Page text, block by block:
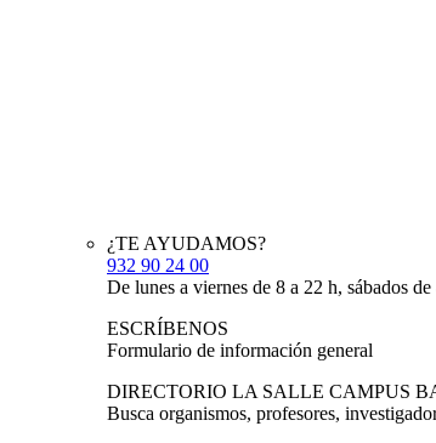
¿TE AYUDAMOS?
932 90 24 00
De lunes a viernes de 8 a 22 h, sábados
ESCRÍBENOS
Formulario de información general
DIRECTORIO LA SALLE CAMPUS
Busca organismos, profesores,